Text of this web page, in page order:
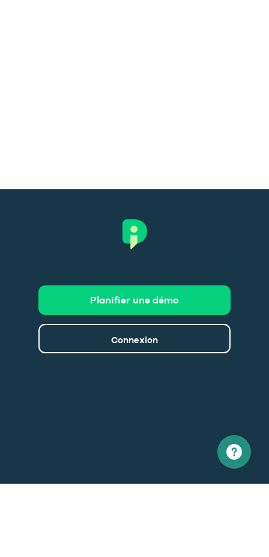
Connexion
Planifier une démo